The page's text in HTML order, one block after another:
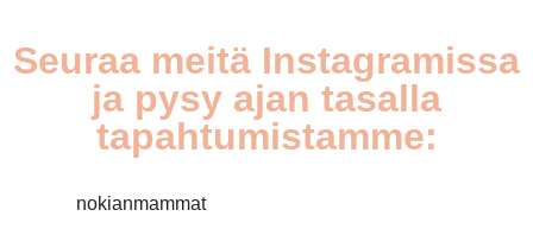
Seuraa meitä Instagramissa
ja pysy ajan tasalla
tapahtumistamme:
nokianmammat